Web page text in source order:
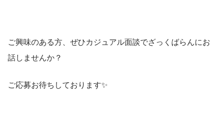
ご興味のある方、ぜひカジュアル面談でざっくばらんにお
話しませんか？
ご応募お待ちしております✨️